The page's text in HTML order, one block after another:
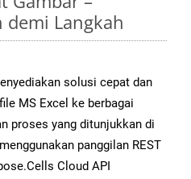
demi Langkah
solusi cepat dan
MS Excel ke berbagai
proses yang ditunjukkan di
panggilan REST
Cloud API